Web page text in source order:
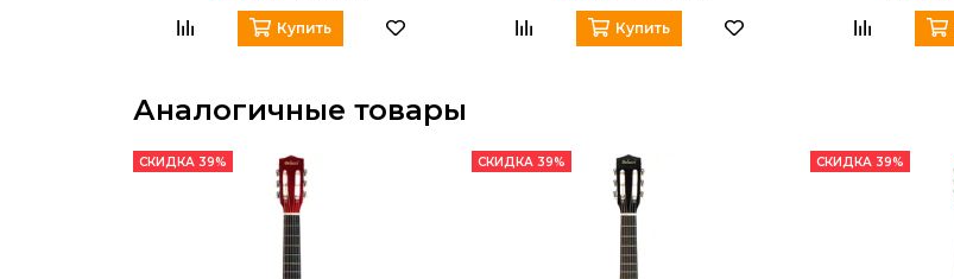
Купить Купить
Аналогичные товары
СКИДКА 39% СКИДКА 39% СКИДКА 39%